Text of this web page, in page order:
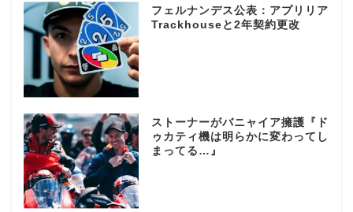
フェルナンデス公表：アプリリア
Trackhouseと2年契約更改
ストーナーがバニャイア擁護『ド
ゥカティ機は明らかに変わってし
まってる…』